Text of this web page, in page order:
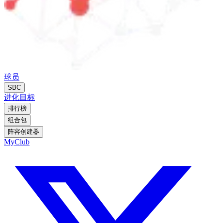
球员
SBC
进化目标
排行榜
组合包
阵容创建器
MyClub